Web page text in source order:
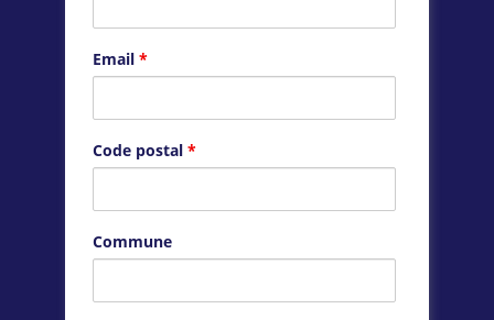
Email *
Code postal *
Commune